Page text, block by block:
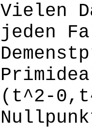
Vielen
jeden
(t^2-